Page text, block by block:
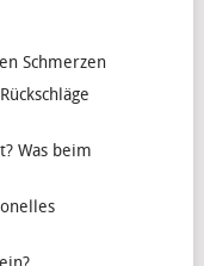
Schmerzen
Was beim